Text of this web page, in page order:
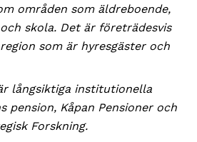
områden som äldreboende,
skola. Det är företrädesvis
som är hyresgäster och
långsiktiga institutionella
pension, Kåpan Pensioner och
Forskning.